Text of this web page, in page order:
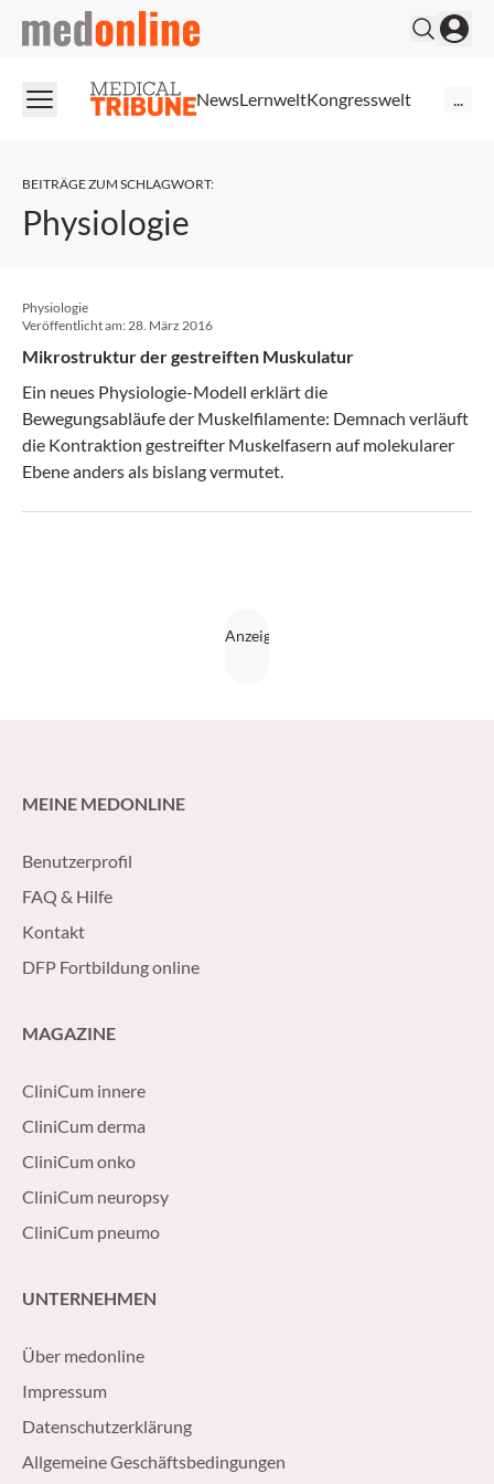
medonline
NewsLernweltKongresswelt
BEITRÄGE ZUM SCHLAGWORT:
Physiologie
Physiologie
Veröffentlicht am:28. März 2016
Mikrostruktur der gestreiften Muskulatur
Ein neues Physiologie-Modell erklärt die
Bewegungsabläufe der Muskelfilamente: Demnach verläuft
die Kontraktion gestreifter Muskelfasern auf molekularer
Ebene anders als bislang vermutet.
MEINE MEDONLINE
Benutzerprofil
FAQ & Hilfe
Kontakt
DFP Fortbildung online
MAGAZINE
CliniCum innere
CliniCum derma
CliniCum onko
CliniCum neuropsy
CliniCum pneumo
UNTERNEHMEN
Über medonline
Impressum
Datenschutzerklärung
Allgemeine Geschäftsbedingungen